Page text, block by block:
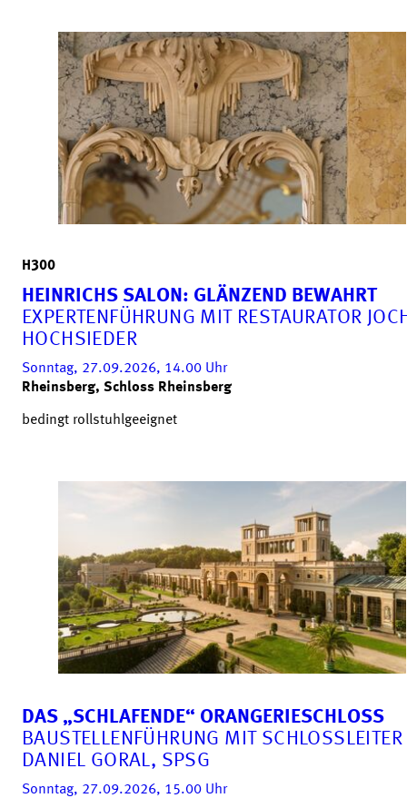
H300
HEINRICHS SALON: GLÄNZEND BEWAHRT
EXPERTENFÜHRUNG MIT RESTAURATOR
HOCHSIEDER
Sonntag, 27.09.2026, 14.00 Uhr
Rheinsberg, Schloss Rheinsberg
bedingt rollstuhlgeeignet
DAS „SCHLAFENDE“ ORANGERIESCHLOSS
BAUSTELLENFÜHRUNG MIT SCHLOSSLEITER
DANIEL GORAL, SPSG
Sonntag, 27.09.2026, 15.00 Uhr